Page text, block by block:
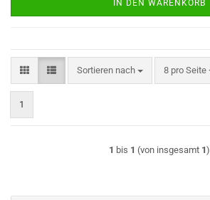
IN DEN WARENKORB
Sortieren nach
Sortieren nach 8 pro Seite
pro Seite
1
1 bis 1 (von insgesamt 1)